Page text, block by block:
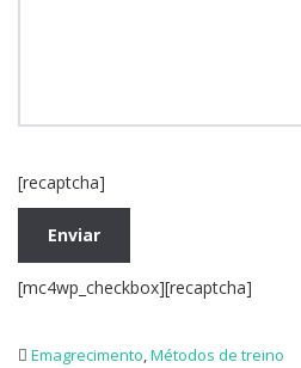
[recaptcha]
[mc4wp_checkbox][recaptcha]
Emagrecimento,Métodos de treino